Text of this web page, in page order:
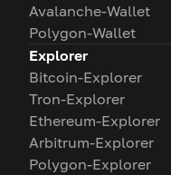
Avalanche-Wallet
Polygon-Wallet
Explorer
Bitcoin-Explorer
Tron-Explorer
Ethereum-Explorer
Arbitrum-Explorer
Polygon-Explorer